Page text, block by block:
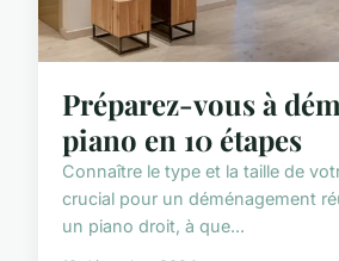
Préparez-vous à
piano en 10 étapes
Connaître le type et la taille de
crucial pour un déménagement
un piano droit, à que...